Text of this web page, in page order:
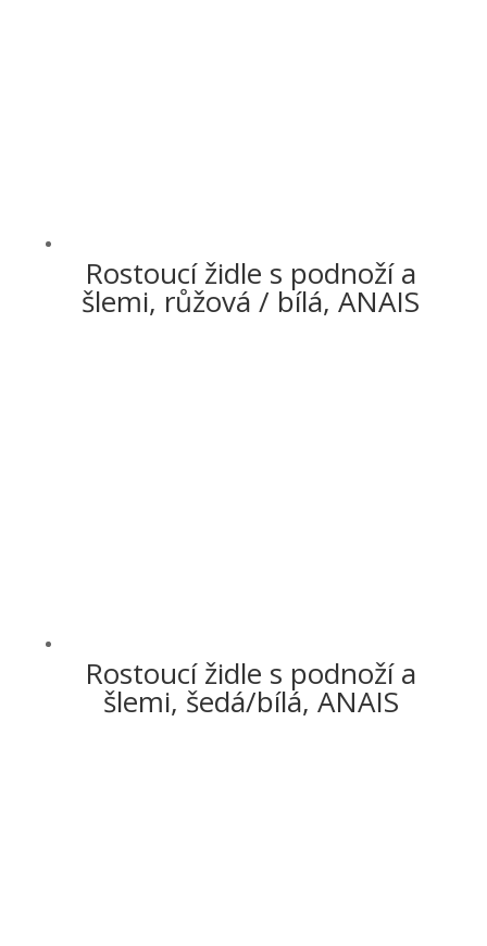
Rostoucí židle s podnoží a
šlemi, růžová / bílá, ANAIS
Rostoucí židle s podnoží a
šlemi, šedá/bílá, ANAIS